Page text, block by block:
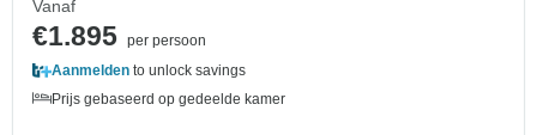
Vanaf
€1.895 per persoon
Aanmelden to unlock savings
Prijs gebaseerd op gedeelde kamer